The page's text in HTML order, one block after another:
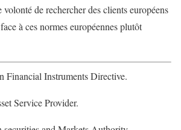
de rechercher des clients européens
à ces normes européennes plutôt
Financial Instruments Directive.
Service Provider.